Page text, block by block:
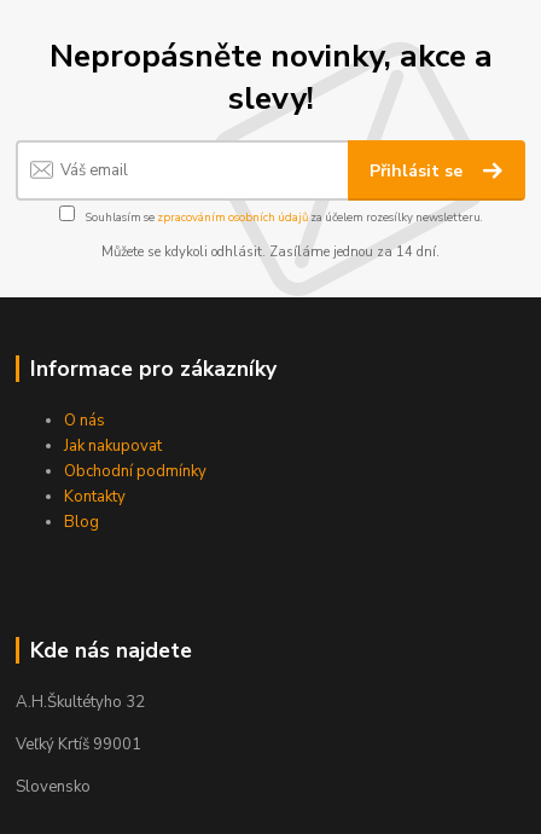
Nepropásněte novinky, akce a
slevy!
Přihlásit se
Souhlasím se zpracováním osobních údajůza účelem rozesílky newsletteru.
Můžete se kdykoli odhlásit. Zasíláme jednou za 14 dní.
Informace pro zákazníky
O nás
Jak nakupovat
Obchodní podmínky
Kontakty
Blog
Kde nás najdete
A.H.Škultétyho 32
Veľký Krtíš 99001
Slovensko